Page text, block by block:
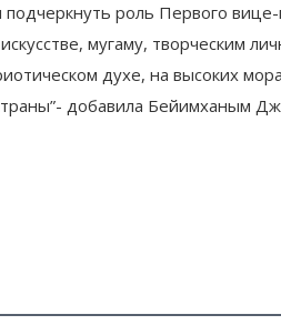
роль Первого
мугаму, творческим
духе, на высоких
добавила Бейимханым